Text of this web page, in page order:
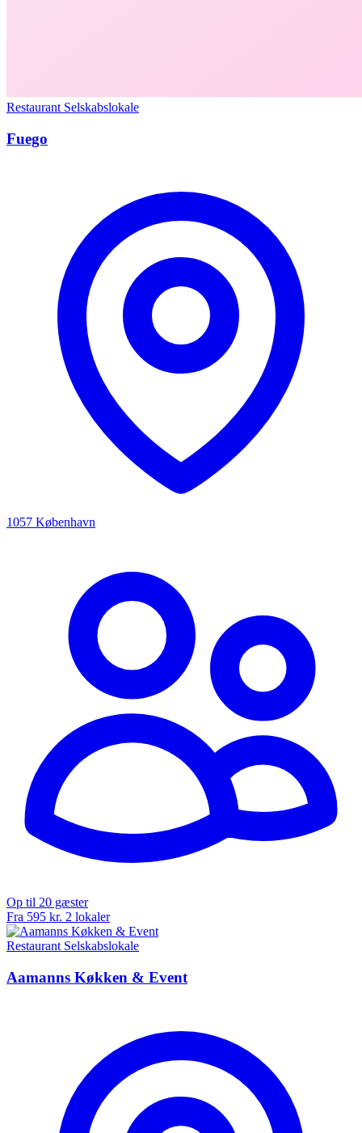
Restaurant Selskabslokale
Fuego
1057 København
Op til 20 gæster
Fra 595 kr. 2 lokaler
Restaurant Selskabslokale
Aamanns Køkken & Event